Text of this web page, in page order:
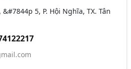
&#7844p 5, P. Hội Nghĩa, TX. Tân